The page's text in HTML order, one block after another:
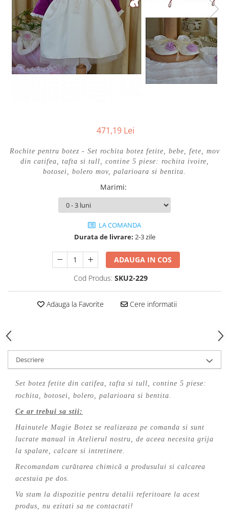
Cercei din aur dama
Cercei de aur lungi cu lant
Cercei din aur tortite
Cercei din aur alb
Cercei aur cu surub
471,19 Lei
Rochite pentru botez - Set rochita botez fetite, bebe, fete, mov
din catifea, tafta si tull, contine 5 piese: rochita ivoire,
botosei, bolero mov, palarioara si bentita.
Marimi:
LA COMANDA
Durata de livrare: 2-3 zile
ADAUGA IN COS
Cod Produs: SKU2-229
Adauga la Favorite Cere informatii
Descriere
Set botez fetite din catifea, tafta si tull, contine 5 piese:
rochita, botosei, bolero, palarioara si bentita.
Ce ar trebui sa stii:
Hainutele Magie Botez se realizeaza pe comanda si sunt
lucrate manual in Atelierul nostru, de aceea necesita grija
la spalare, calcare si intretinere.
Recomandam curătarea chimică a produsului si calcarea
acestuia pe dos.
Va stam la dispozitie pentru detalii referitoare la acest
produs, nu ezitati sa ne contactati!